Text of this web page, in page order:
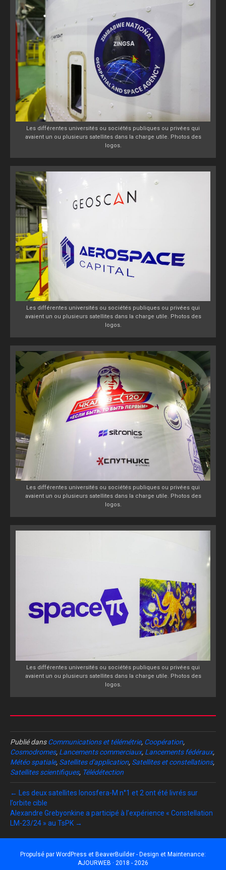
Les différentes universités ou sociétés publiques ou privées qui
avaient un ou plusieurs satellites dans la charge utile. Photos des
logos.
Les différentes universités ou sociétés publiques ou privées qui
avaient un ou plusieurs satellites dans la charge utile. Photos des
logos.
Les différentes universités ou sociétés publiques ou privées qui
avaient un ou plusieurs satellites dans la charge utile. Photos des
logos.
Les différentes universités ou sociétés publiques ou privées qui
avaient un ou plusieurs satellites dans la charge utile. Photos des
logos.
Publié dansCommunications et télémétrie, Coopération,
Cosmodromes, Lancements commerciaux, Lancements fédéraux,
Météo spatiale, Satellites d'application, Satellites et constellations,
Satellites scientifiques, Télédétection
← Les deux satellites Ionosfera-M n°1 et 2 ont été livrés sur
l’orbite cible
Alexandre Grebyonkine a participé à l’expérience « Constellation
LM-23/24 » au TsPK →
Propulsé par WordPress et BeaverBuilder - Design et Maintenance:
AJOURWEB · 2018 - 2026